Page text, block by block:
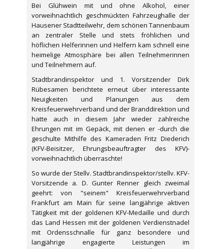
Bei Glühwein mit und ohne Alkohol, einer
vorweihnachtlich geschmückten Fahrzeughalle der
Hausener Stadtteilwehr, dem schönen Tannenbaum
an zentraler Stelle und stets fröhlichen und
höflichen Helferinnen und Helfern kam schnell eine
heimelige Atmosphäre bei allen Teilnehmerinnen
und Teilnehmern auf.
Stadtbrandinspektor und 1. Vorsitzender Dirk
Rübesamen berichtete erneut über interessante
Neuigkeiten und Planungen aus dem
Kreisfeuerwehrverband und der Branddirektion und
hatte auch in diesem Jahr wieder zahlreiche
Ehrungen mit im Gepäck, mit denen er -durch die
geschulte Mithilfe des Kameraden Fritz Diederich
(KFV-Beisitzer, Ehrungsbeauftragter des KFV)-
vorweihnachtlich überraschte!
So wurde der Stellv. Stadtbrandinspektor/stellv. KFV-
Vorsitzende a. D. Gunter Renner gleich zweimal
geehrt: von "seinem" Kreisfeuerwehrverband
Frankfurt am Main für seine langjährige aktiven
Tätigkeit mit der goldenen KFV-Medaille und durch
das Land Hessen mit der goldenen Verdienstnadel
mit Ordensschnalle für ganz besondere und
langjährige engagierte Leistungen im